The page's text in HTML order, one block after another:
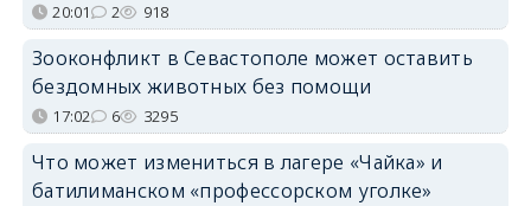
20:01 2 918
Зооконфликт в Севастополе может оставить
бездомных животных без помощи
17:02 6 3295
Что может измениться в лагере «Чайка» и
батилиманском «профессорском уголке»